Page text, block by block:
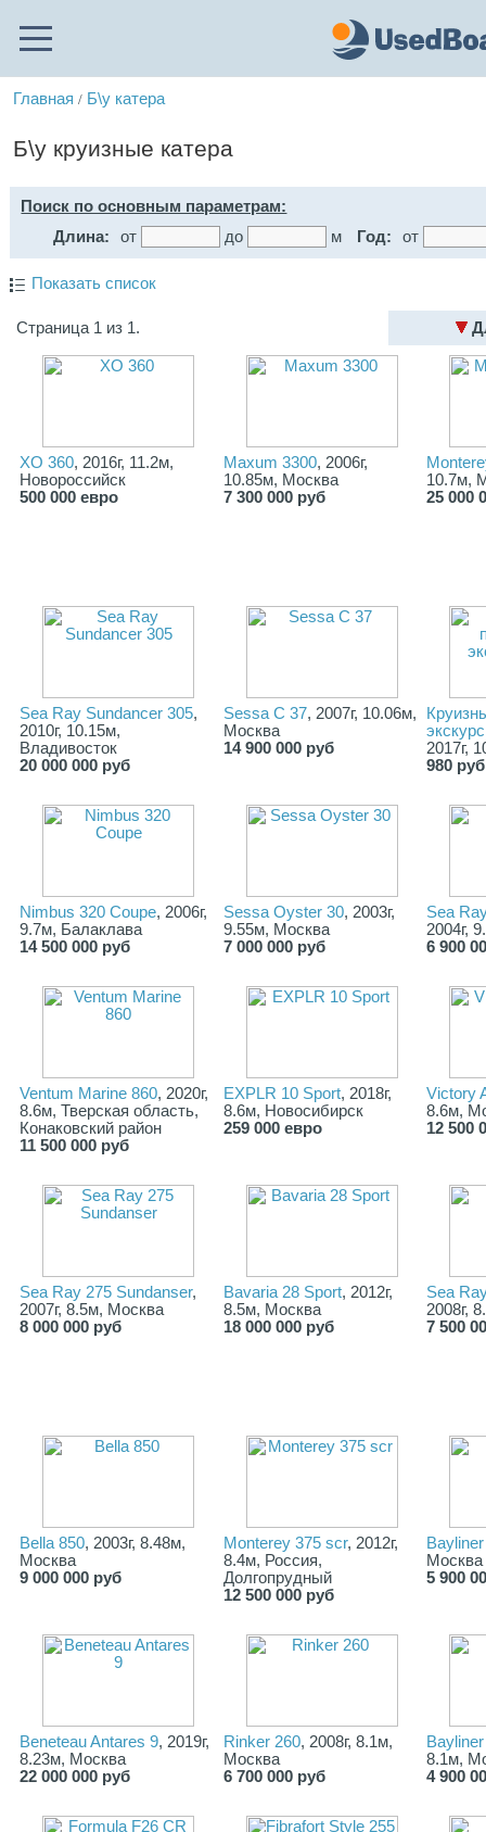
Главная / Б\у катера
Б\у круизные катера
Поиск по основным параметрам:
Длина:
от до м Год: от
Показать список
Страница 1 из 1.
XO 360, 2016г, 11.2м,
Новороссийск
500 000 евро
Maxum 3300, 2006г,
10.85м, Москва
7 300 000 руб
10.7м,
25 000
Sea Ray Sundancer 305,
2010г, 10.15м,
Владивосток
20 000 000 руб
Sessa C 37, 2007г, 10.06м,
Москва
14 900 000 руб
2017г,
980 руб
Nimbus 320 Coupe, 2006г,
9.7м, Балаклава
14 500 000 руб
Sessa Oyster 30, 2003г,
9.55м, Москва
7 000 000 руб
Sea
2004г,
6 900
Ventum Marine 860, 2020г,
8.6м, Тверская область,
Конаковский район
11 500 000 руб
EXPLR 10 Sport, 2018г,
8.6м, Новосибирск
259 000 евро
Victory
8.6м,
12 500
Sea Ray 275 Sundanser,
2007г, 8.5м, Москва
8 000 000 руб
Bavaria 28 Sport, 2012г,
8.5м, Москва
18 000 000 руб
Sea
2008г,
7 500
Bella 850, 2003г, 8.48м,
Москва
9 000 000 руб
Monterey 375 scr, 2012г,
8.4м, Россия,
Долгопрудный
12 500 000 руб
Москва
5 900
Beneteau Antares 9, 2019г,
8.23м, Москва
22 000 000 руб
Rinker 260, 2008г, 8.1м,
Москва
6 700 000 руб
8.1м,
4 900